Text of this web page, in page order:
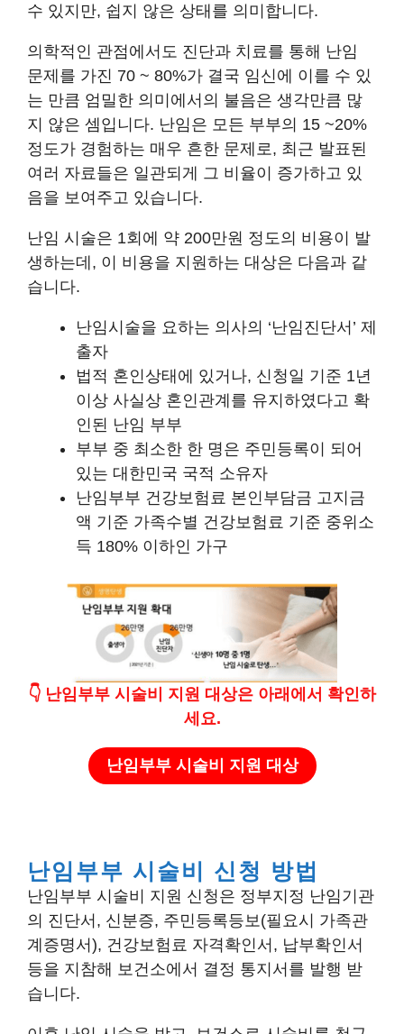
수 있지만, 쉽지 않은 상태를 의미합니다.
의학적인 관점에서도 진단과 치료를 통해 난임
문제를 가진 70 ~ 80%가 결국 임신에 이를 수 있
는 만큼 엄밀한 의미에서의 불음은 생각만큼 많
지 않은 셈입니다. 난임은 모든 부부의 15 ~20%
정도가 경험하는 매우 흔한 문제로, 최근 발표된
여러 자료들은 일관되게 그 비율이 증가하고 있
음을 보여주고 있습니다.
난임 시술은 1회에 약 200만원 정도의 비용이 발
생하는데, 이 비용을 지원하는 대상은 다음과 같
습니다.
난임시술을 요하는 의사의 ‘난임진단서’ 제
출자
법적 혼인상태에 있거나, 신청일 기준 1년
이상 사실상 혼인관계를 유지하였다고 확
인된 난임 부부
부부 중 최소한 한 명은 주민등록이 되어
있는 대한민국 국적 소유자
난임부부 건강보험료 본인부담금 고지금
액 기준 가족수별 건강보험료 기준 중위소
득 180% 이하인 가구
👇 난임부부 시술비 지원 대상은 아래에서 확인하
세요.
난임부부 시술비 지원 대상
난임부부 시술비 신청 방법
난임부부 시술비 지원 신청은 정부지정 난임기관
의 진단서, 신분증, 주민등록등보(필요시 가족관
계증명서), 건강보험료 자격확인서, 납부확인서
등을 지참해 보건소에서 결정 통지서를 발행 받
습니다.